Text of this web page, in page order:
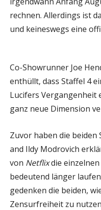
rechnen. Allerdings ist
und keineswegs eine
Co-Showrunner Joe
enthüllt, dass Staffel 4
Lucifers Vergangenheit
ganz neue Dimension
Zuvor haben die beiden
and Ildy Modrovich
von Netflixdie
bedeutend länger
gedenken die beiden,
Zensurfreiheit zu